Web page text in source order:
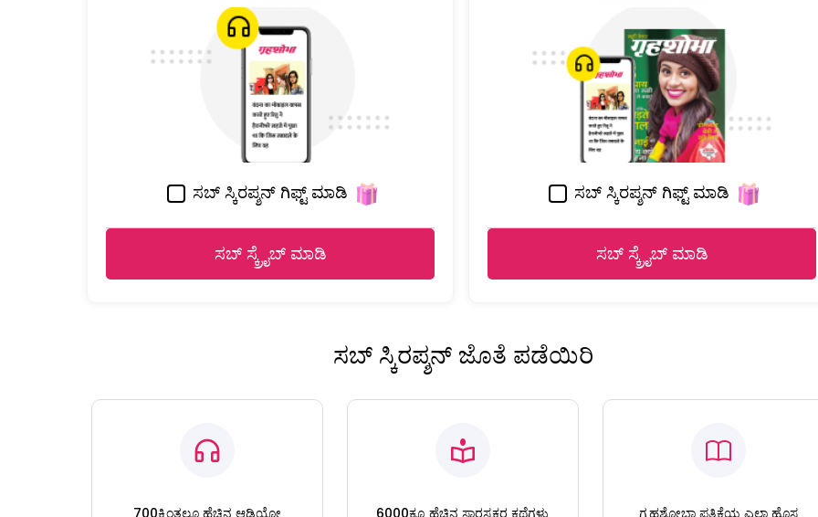
ಸಬ್ ಸ್ಕಿರಪ್ಶನ್ ಗಿಫ್ಟ್ ಮಾಡಿ
ಸಬ್ ಸ್ಕ್ರೈಬ್ ಮಾಡಿ
ಸಬ್ ಸ್ಕಿರಪ್ಶನ್ ಗಿಫ್ಟ್ ಮಾಡಿ
ಸಬ್ ಸ್ಕ್ರೈಬ್ ಮಾಡಿ
ಸಬ್ ಸ್ಕಿರಪ್ಶನ್ ಜೊತೆ ಪಡೆಯಿರಿ
700ಕ್ಕಿಂತಲೂ ಹೆಚ್ಚಿನ ಆಡಿಯೋ 6000ಕ್ಕೂ ಹೆಚ್ಚಿನ ಸ್ವಾರಸ್ಯಕರ ಕಥೆಗಳು ಗೃಹಶೋಭಾ ಪತ್ರಿಕೆಯ ಎಲ್ಲಾ ಹೊಸ